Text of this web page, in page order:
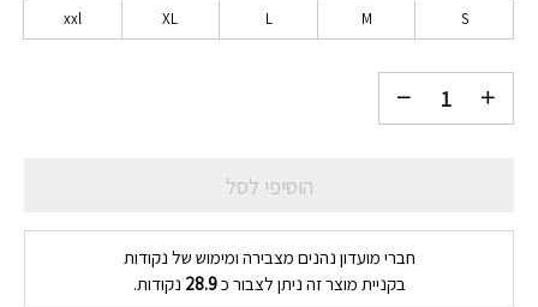
S
M
L
XL
xxl
הוסיפי לסל
חברי מועדון נהנים מצבירה ומימוש של נקודות
בקניית מוצר זה ניתן לצבור כ28.9 נקודות.